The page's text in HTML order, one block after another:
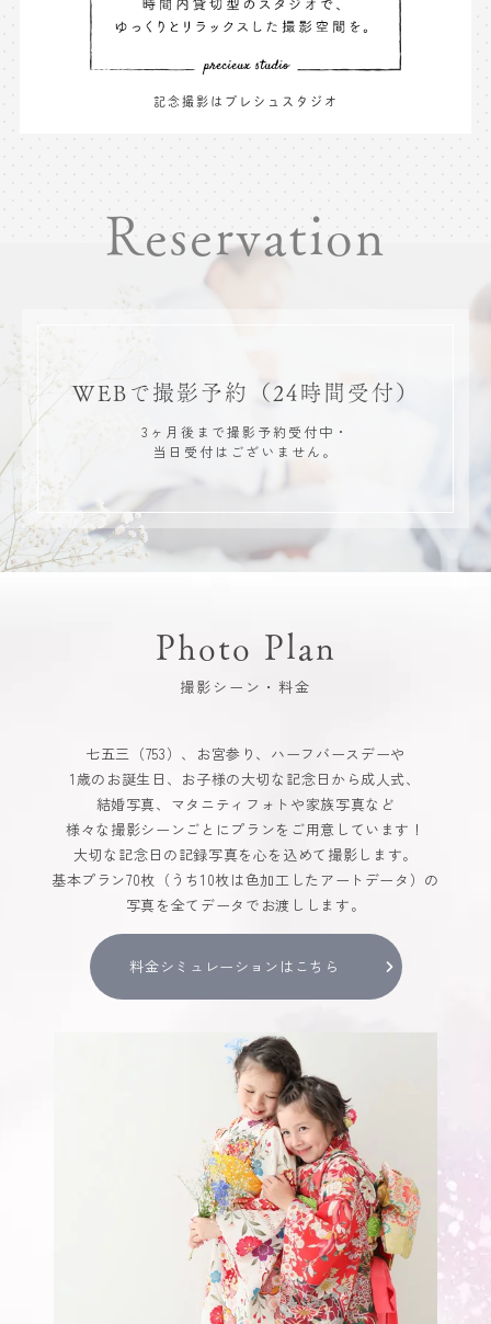
記念撮影はプレシュスタジオ
Reservation
WEBで撮影予約 （24時間受付）
3ヶ月後まで撮影予約受付中・
当日受付はございません。
Photo Plan
撮影シーン・料金
七五三（753）、お宮参り、ハーフバースデーや
1歳のお誕生日、お子様の大切な記念日から成人式、
結婚写真、マタニティフォトや家族写真など
様々な撮影シーンごとにプランをご用意しています！
大切な記念日の記録写真を心を込めて撮影します。
基本プラン70枚（うち10枚は色加工したアートデータ）の
写真を全てデータでお渡しします。
料金シミュレーションはこちら